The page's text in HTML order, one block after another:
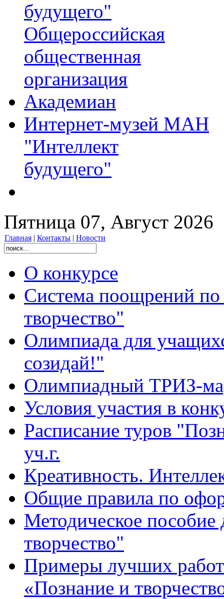
будущего"
Общероссийская
общественная
организация
Академиан
Интернет-музей МАН
"Интеллект
будущего"
Пятница 07, Август 2026
Главная | Контакты | Новости
О конкурсе
Система поощрений
творчество"
Олимпиада для
созидай!"
Олимпиадный ТРИЗ-
Условия участия в
Расписание туров
уч.г.
Креативность.
Общие правила по
Методическое пособие
творчество"
Примеры лучших работ
«Познание и